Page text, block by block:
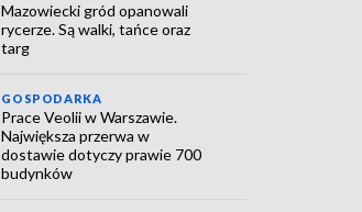
Mazowiecki gród opanowali
rycerze. Są walki, tańce oraz
targ
GOSPODARKA
Prace Veolii w Warszawie.
Największa przerwa w
dostawie dotyczy prawie 700
budynków